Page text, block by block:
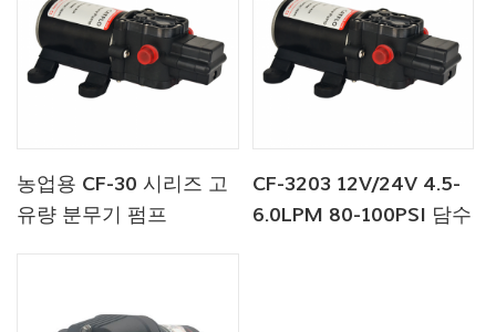
농업용 CF-30 시리즈 고
유량 분무기 펌프
CF-3203 12V/24V 4.5-
6.0LPM 80-100PSI 담수